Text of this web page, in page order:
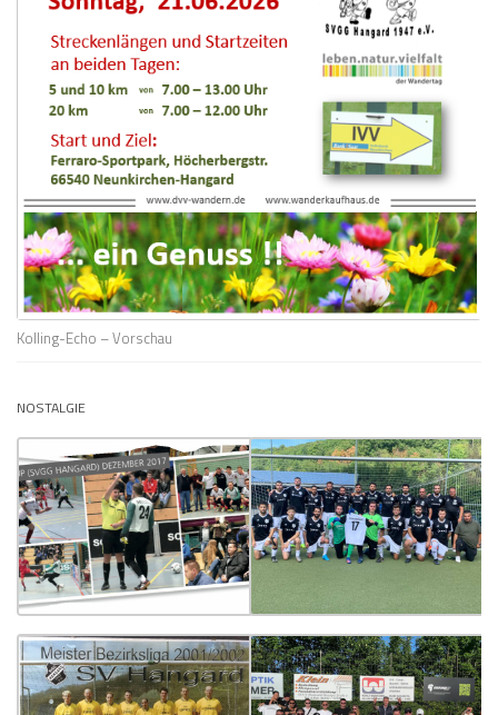
Kolling-Echo – Vorschau
NOSTALGIE